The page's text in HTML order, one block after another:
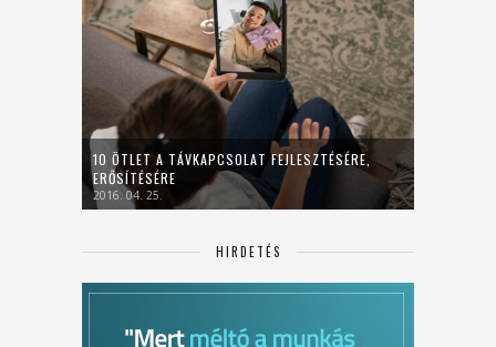
10 ÖTLET A TÁVKAPCSOLAT FEJLESZTÉSÉRE,
ERŐSÍTÉSÉRE
2016. 04. 25.
HIRDETÉS